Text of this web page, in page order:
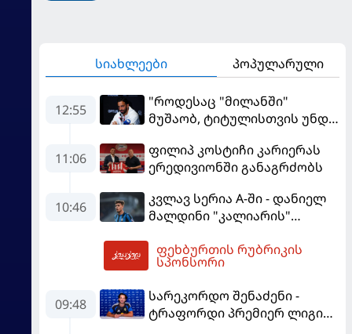
სიახლეები პოპულარული
12:55
"როდესაც "მილანში"
მუშაობ, ტიტულისთვის უნდა
"როსონერის" ფანები
დააიმედა
11:06
ფილიპ კოსტიჩი კარიერას
ერედივიონში განაგრძობს
10:46
კვლავ სერია A-ში - დანიელ
მალდინი "კალიარის"
ფეხბურთის რუბრიკის
სპონსორი
09:48
სარეკორდო შენაძენი -
ტრაფორდი პრემიერ ლიგის